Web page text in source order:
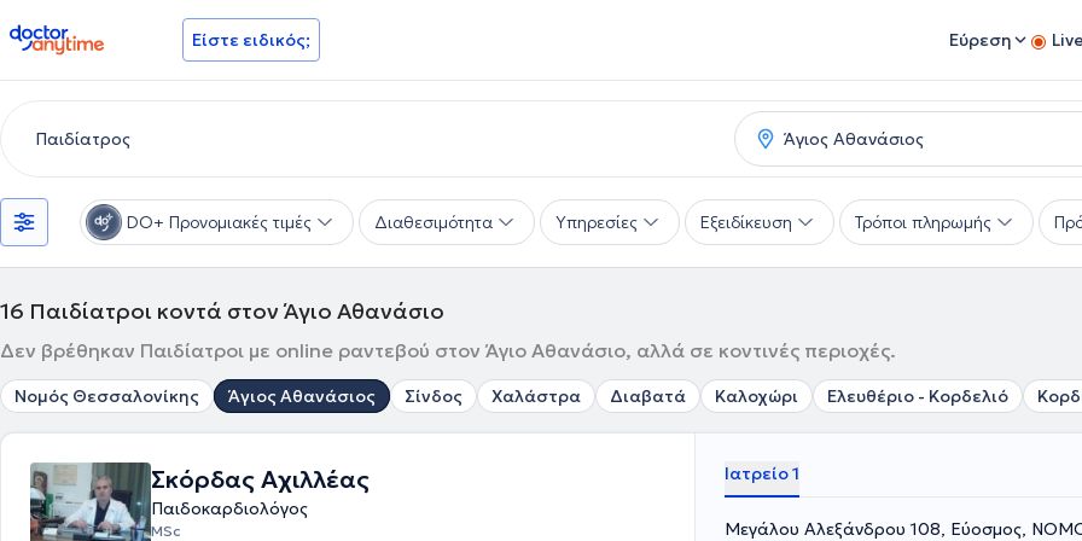
doctoranytime Είστε ειδικός; Εύρεση
DO+ Προνομιακές τιμές Διαθεσιμότητα Υπηρεσίες Εξειδίκευση Τρόποι πληρωμής
16 Παιδίατροι κοντά στον Άγιο Αθανάσιο
Δεν βρέθηκαν Παιδίατροι με online ραντεβού στον Άγιο Αθανάσιο, αλλά σε κοντινές περιοχές.
Νομός Θεσσαλονίκης Άγιος Αθανάσιος Σίνδος Χαλάστρα Διαβατά Καλοχώρι Ελευθέριο - Κορδελιό
Σκόρδας Αχιλλέας
Παιδοκαρδιολόγος
MSc
Ιατρείο 1
Μεγάλου Αλεξάνδρου 108, Εύοσμος,